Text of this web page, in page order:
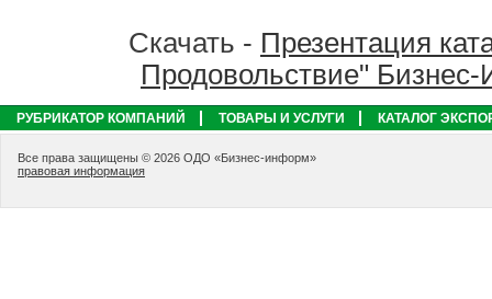
Скачать - Презентация
Продовольствие"
РУБРИКАТОР КОМПАНИЙ ТОВАРЫ И УСЛУГИ КАТАЛОГ
Все права защищены © 2026 ОДО «Бизнес-информ»
правовая информация